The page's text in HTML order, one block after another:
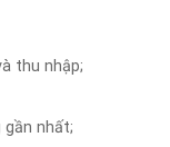
thu nhập;
gần nhất;